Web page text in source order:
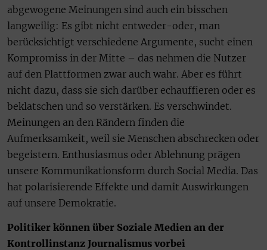
abgewogene Meinungen sind auch ein bisschen
langweilig: Es gibt nicht entweder-oder, man
berücksich­tigt verschiedene Argumente, sucht einen
Kompromiss in der Mitte – das nehmen die Nutzer
auf den Plattformen zwar auch wahr. Aber es führt
nicht dazu, dass sie sich darüber echauffieren oder es
beklatschen und so verstärken. Es verschwindet.
Meinungen an den Rändern finden die
Aufmerksamkeit, weil sie Menschen abschrecken oder
begeistern. Enthusiasmus oder Ablehnung prägen
unsere Kommunikationsform durch Social Media. Das
hat polarisierende Effekte und damit Auswirkungen
auf unsere Demokratie.
Politiker können über Soziale Medien an der
Kontroll­instanz Journalismus vorbei